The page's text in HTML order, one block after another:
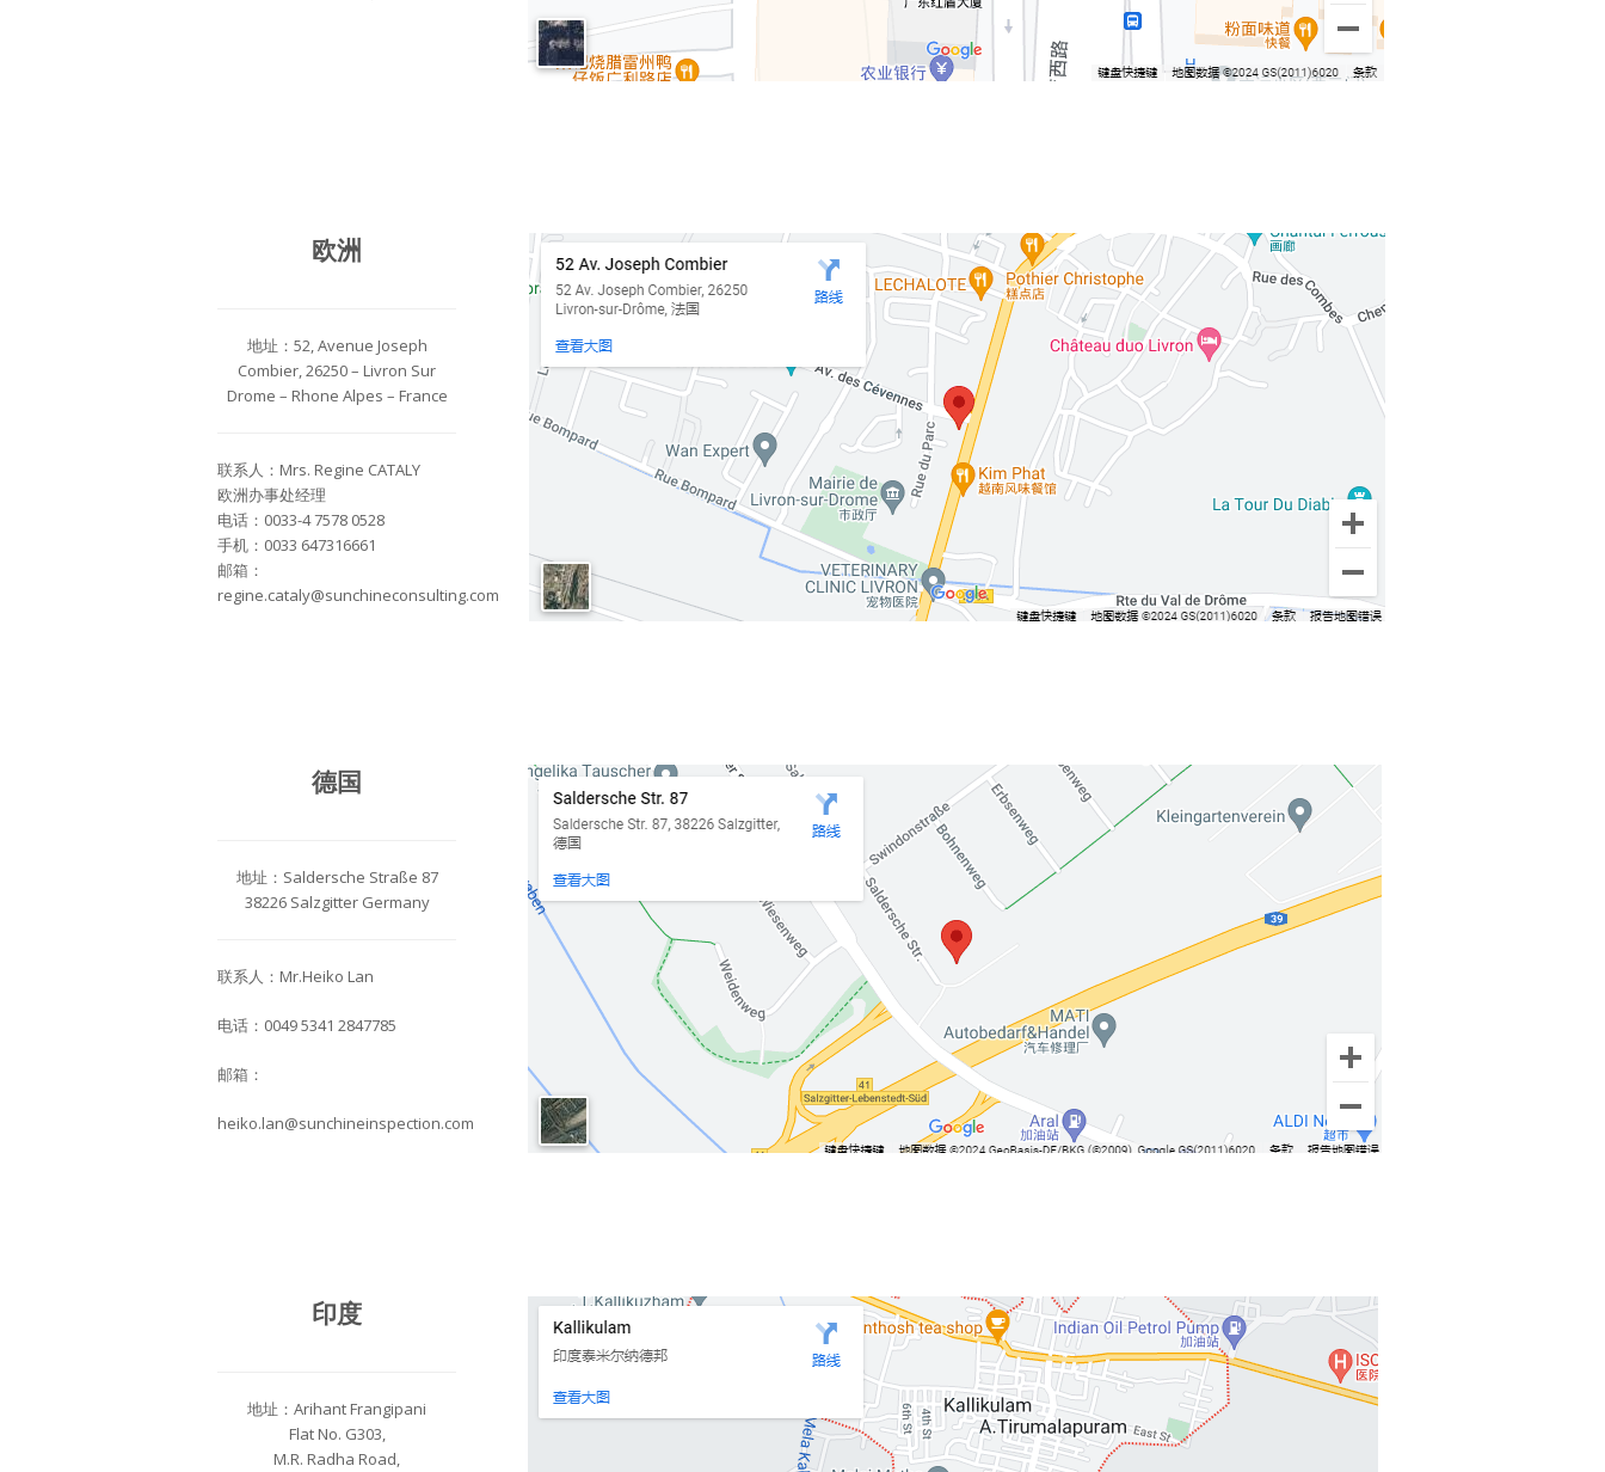
欧洲
地址：52, Avenue Joseph
Combier, 26250 – Livron Sur
Drome – Rhone Alpes – France
联系人：Mrs. Regine CATALY
欧洲办事处经理
电话：0033-4 7578 0528
手机：0033 647316661
邮箱：
regine.cataly@sunchineconsulting.com
德国
地址：Saldersche Straße 87
38226 Salzgitter Germany
联系人：Mr.Heiko Lan
电话：0049 5341 2847785
邮箱：
heiko.lan@sunchineinspection.com
印度
地址：Arihant Frangipani
Flat No. G303,
M.R. Radha Road,